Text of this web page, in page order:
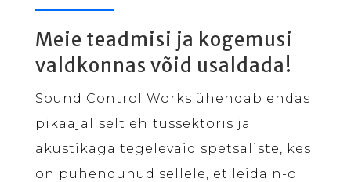
Meie teadmisi ja kogemusi
valdkonnas võid usaldada!
Sound Control Works ühendab endas
pikaajaliselt ehitussektoris ja
akustikaga tegelevaid spetsaliste, kes
on pühendunud sellele, et leida n-ö